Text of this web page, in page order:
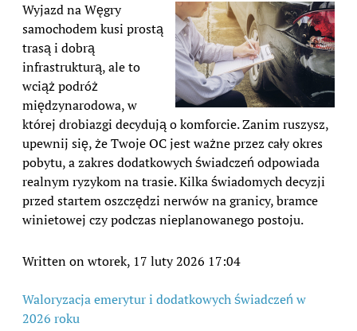
Wyjazd na Węgry
samochodem kusi prostą
trasą i dobrą
infrastrukturą, ale to
wciąż podróż
międzynarodowa, w
której drobiazgi decydują o komforcie. Zanim ruszysz,
upewnij się, że Twoje OC jest ważne przez cały okres
pobytu, a zakres dodatkowych świadczeń odpowiada
realnym ryzykom na trasie. Kilka świadomych decyzji
przed startem oszczędzi nerwów na granicy, bramce
winietowej czy podczas nieplanowanego postoju.
Written on wtorek, 17 luty 2026 17:04
Waloryzacja emerytur i dodatkowych świadczeń w
2026 roku